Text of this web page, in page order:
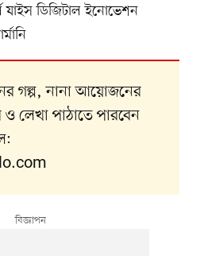
যাইস ডিজিটাল ইনোভেশন
গল্প, নানা আয়োজনের
লেখা পাঠাতে পারবেন